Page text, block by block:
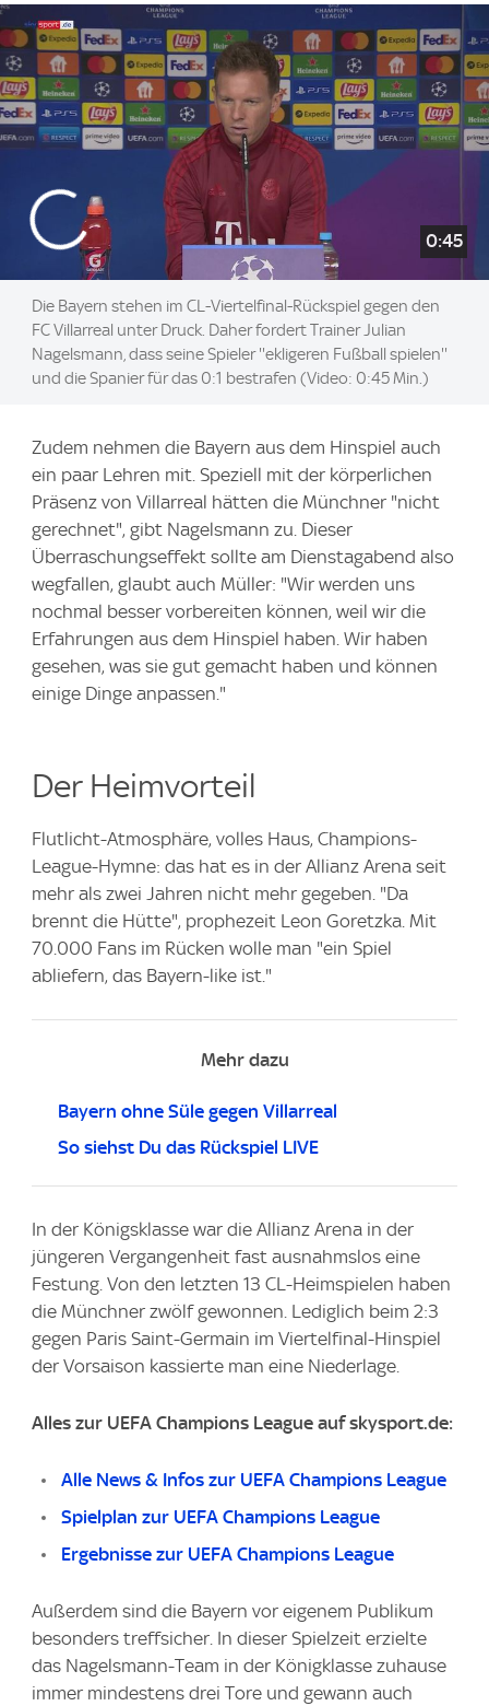
0:45
Die Bayern stehen im CL-Viertelfinal-Rückspiel gegen den
FC Villarreal unter Druck. Daher fordert Trainer Julian
Nagelsmann, dass seine Spieler ''ekligeren Fußball spielen''
und die Spanier für das 0:1 bestrafen (Video: 0:45 Min.)
Zudem nehmen die Bayern aus dem Hinspiel auch
ein paar Lehren mit. Speziell mit der körperlichen
Präsenz von Villarreal hätten die Münchner "nicht
gerechnet", gibt Nagelsmann zu. Dieser
Überraschungseffekt sollte am Dienstagabend also
wegfallen, glaubt auch Müller: "Wir werden uns
nochmal besser vorbereiten können, weil wir die
Erfahrungen aus dem Hinspiel haben. Wir haben
gesehen, was sie gut gemacht haben und können
einige Dinge anpassen."
Der Heimvorteil
Flutlicht-Atmosphäre, volles Haus, Champions-
League-Hymne: das hat es in der Allianz Arena seit
mehr als zwei Jahren nicht mehr gegeben. "Da
brennt die Hütte", prophezeit Leon Goretzka. Mit
70.000 Fans im Rücken wolle man "ein Spiel
abliefern, das Bayern-like ist."
Mehr dazu
Bayern ohne Süle gegen Villarreal
So siehst Du das Rückspiel LIVE
In der Königsklasse war die Allianz Arena in der
jüngeren Vergangenheit fast ausnahmslos eine
Festung. Von den letzten 13 CL-Heimspielen haben
die Münchner zwölf gewonnen. Lediglich beim 2:3
gegen Paris Saint-Germain im Viertelfinal-Hinspiel
der Vorsaison kassierte man eine Niederlage.
Alles zur UEFA Champions League auf skysport.de:
Alle News & Infos zur UEFA Champions League
Spielplan zur UEFA Champions League
Ergebnisse zur UEFA Champions League
Außerdem sind die Bayern vor eigenem Publikum
besonders treffsicher. In dieser Spielzeit erzielte
das Nagelsmann-Team in der Königklasse zuhause
immer mindestens drei Tore und gewann auch